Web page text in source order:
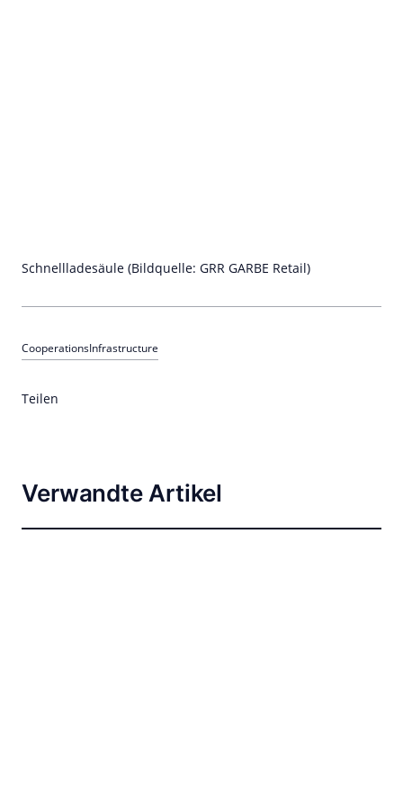
Schnellladesäule (Bildquelle: GRR GARBE Retail)
CooperationsInfrastructure
Teilen
Verwandte Artikel